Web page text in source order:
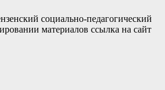
социально-педагогический
материалов ссылка на сайт